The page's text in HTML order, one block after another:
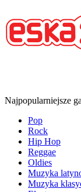
Najpopularniejsze
Pop
Rock
Hip Hop
Reggae
Oldies
Muzyka
Muzyka